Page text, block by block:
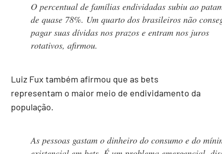
O percentual de famílias endividadas subiu ao
de quase 78%. Um quarto dos brasileiros não
pagar suas dívidas nos prazos e entram nos juros
rotativos, afirmou.
Luiz Fux também afirmou que as bets
representam o maior meio de endividamento da
população.
As pessoas gastam o dinheiro do consumo e do